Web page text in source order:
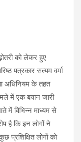
को लेकर हुए
पत्रकार सत्यम वर्मा
अधिनियम के तहत
में एक बयान जारी
में विभिन्न माध्यम से
है कि इन लोगों ने
प्रशिक्षित लोगों काे